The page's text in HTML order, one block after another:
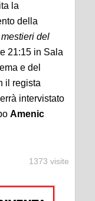
la
della
del
21:15 in Sala
e del
il regista
intervistato
Amenic
1373 visite